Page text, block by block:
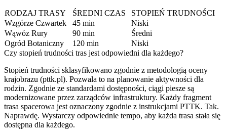
RODZAJ TRASY ŚREDNI CZAS
STOPIEŃ TRUDNOŚCI
Wzgórze Czwartek
45 min
Niski
Wąwóz Rury
90 min
Średni
Ogród Botaniczny
120 min
Niski
Czy stopień trudności tras jest odpowiedni dla każdego?
Stopień trudności sklasyfikowano zgodnie z metodologią oceny
krajobrazu (pttk.pl). Pozwala to na planowanie aktywności dla
rodzin. Zgodnie ze standardami dostępności, ciągi piesze są
modernizowane przez zarządców infrastruktury. Każdy fragment
trasa spacerowa jest oznaczony zgodnie z instrukcjami PTTK. Tak.
Naprawdę. Wystarczy odpowiednie tempo, aby każda trasa stała się
dostępna dla każdego.